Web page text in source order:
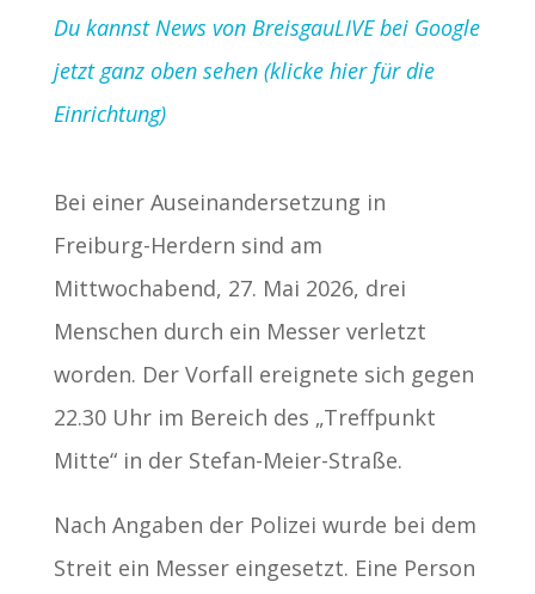
Du kannst News von BreisgauLIVE bei Google
jetzt ganz oben sehen (klicke hier für die
Einrichtung)
Bei einer Auseinandersetzung in
Freiburg-Herdern sind am
Mittwochabend, 27. Mai 2026, drei
Menschen durch ein Messer verletzt
worden. Der Vorfall ereignete sich gegen
22.30 Uhr im Bereich des „Treffpunkt
Mitte“ in der Stefan-Meier-Straße.
Nach Angaben der Polizei wurde bei dem
Streit ein Messer eingesetzt. Eine Person